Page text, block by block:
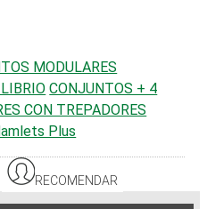
MODULARES
CONJUNTOS + 4
CON TREPADORES
Plus
RECOMENDAR